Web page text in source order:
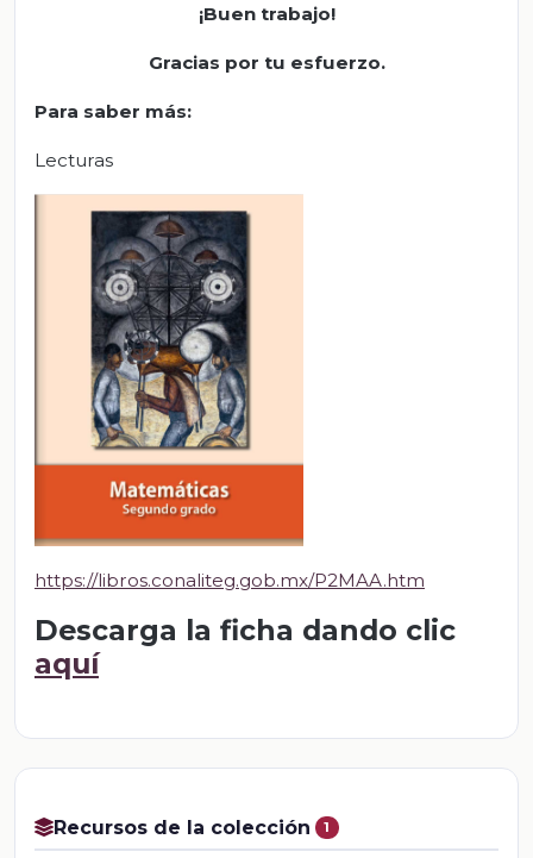
¡Buen trabajo!
Gracias por tu esfuerzo.
Para saber más:
Lecturas
https://libros.conaliteg.gob.mx/P2MAA.htm
Descarga la ficha dando clic
aquí
Recursos de la colección 1